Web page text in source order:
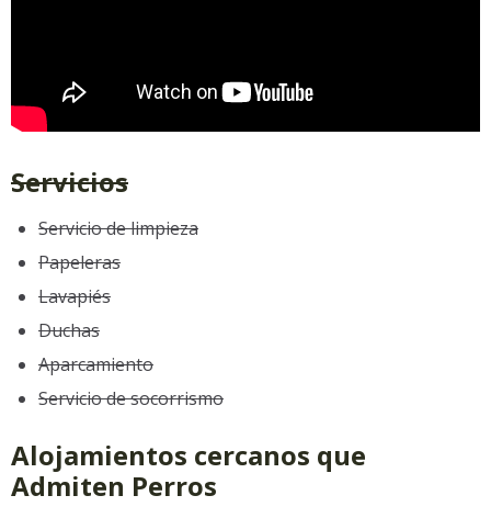
Servicios
Servicio de limpieza
Papeleras
Lavapiés
Duchas
Aparcamiento
Servicio de socorrismo
Alojamientos cercanos que
Admiten Perros